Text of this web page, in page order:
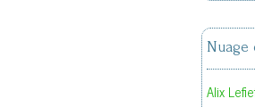
Nuage
Alix